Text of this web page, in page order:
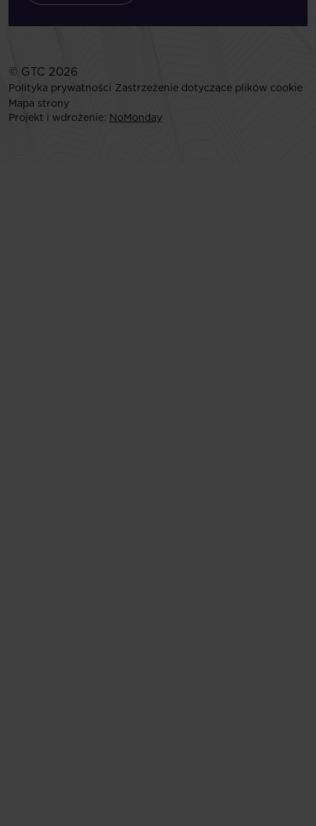
© GTC 2026
Polityka prywatności Zastrzeżenie dotyczące plików cookie
Mapa strony
Projekt i wdrożenie: NoMonday